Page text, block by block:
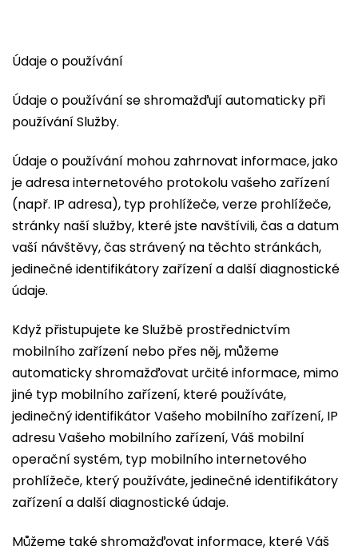
Údaje o používání
Údaje o používání se shromažďují automaticky při
používání Služby.
Údaje o používání mohou zahrnovat informace, jako
je adresa internetového protokolu vašeho zařízení
(např. IP adresa), typ prohlížeče, verze prohlížeče,
stránky naší služby, které jste navštívili, čas a datum
vaší návštěvy, čas strávený na těchto stránkách,
jedinečné identifikátory zařízení a další diagnostické
údaje.
Když přistupujete ke Službě prostřednictvím
mobilního zařízení nebo přes něj, můžeme
automaticky shromažďovat určité informace, mimo
jiné typ mobilního zařízení, které používáte,
jedinečný identifikátor Vašeho mobilního zařízení, IP
adresu Vašeho mobilního zařízení, Váš mobilní
operační systém, typ mobilního internetového
prohlížeče, který používáte, jedinečné identifikátory
zařízení a další diagnostické údaje.
Můžeme také shromažďovat informace, které Váš